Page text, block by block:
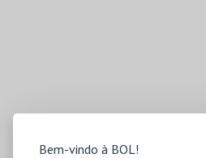
Bem-vindo à BOL!